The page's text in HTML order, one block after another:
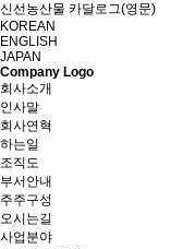
신선농산물 카달로그(영문)
KOREAN
ENGLISH
JAPAN
Company Logo
회사소개
인사말
회사연혁
하는일
조직도
부서안내
주주구성
오시는길
사업분야